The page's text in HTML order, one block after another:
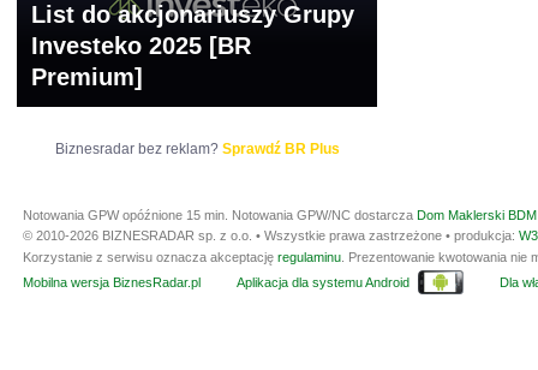
List do akcjonariuszy Grupy
Investeko 2025 [BR
Premium]
Biznesradar bez reklam? Sprawdź BR Plus
Notowania GPW opóźnione 15 min. Notowania GPW/NC dostarcza Dom Maklerski
© 2010-2026 BIZNESRADAR sp. z o.o. • Wszystkie prawa zastrzeżone • produkcja:
Korzystanie z serwisu oznacza akceptację regulaminu . Prezentowanie kwotowania
Mobilna wersja BiznesRadar.pl
Aplikacja dla systemu Android Dla